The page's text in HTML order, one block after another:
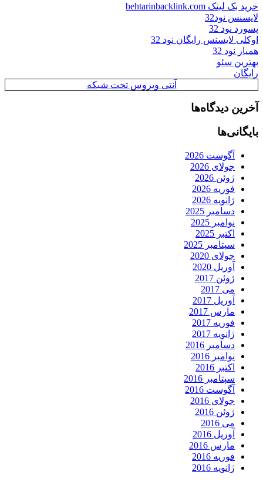
خرید بک لینک behtarinbacklink.com
لایسنس نود32
پسورد نود 32
اوکلی لایسنس رایگان نود 32
همیار نود 32
بهترین سئو
رایگان
آنتی ویروس تحت شبکه
آخرین دیدگاه‌ها
بایگانی‌ها
آگوست 2026
جولای 2026
ژوئن 2026
فوریه 2026
ژانویه 2026
دسامبر 2025
نوامبر 2025
اکتبر 2025
سپتامبر 2025
جولای 2020
آوریل 2020
ژوئن 2017
می 2017
آوریل 2017
مارس 2017
فوریه 2017
ژانویه 2017
دسامبر 2016
نوامبر 2016
اکتبر 2016
سپتامبر 2016
آگوست 2016
جولای 2016
ژوئن 2016
می 2016
آوریل 2016
مارس 2016
فوریه 2016
ژانویه 2016